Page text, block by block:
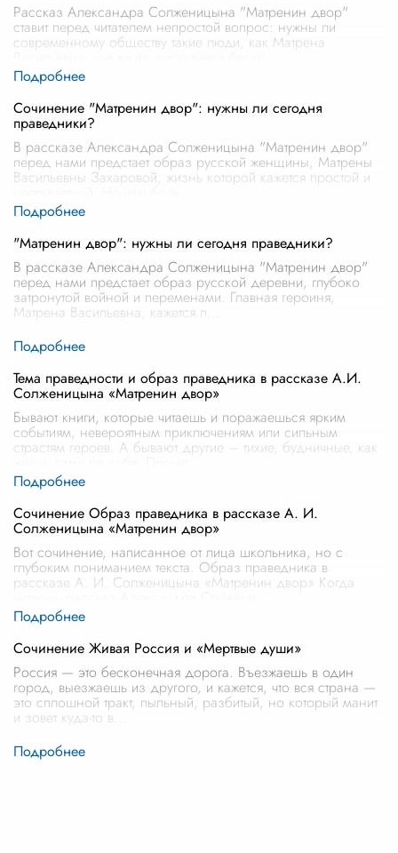
Рассказ Александра Солженицына "Матренин двор"
ставит перед читателем непростой вопрос: нужны ли
современному обществу такие люди, как Матрена
Сочинение "Матренин двор": нужны ли сегодня
праведники?
В рассказе Александра Солженицына "Матренин двор"
перед нами предстает образ русской женщины, Матрены
Васильевны Захаровой, жизнь которой кажется простой и
"Матренин двор": нужны ли сегодня праведники?
В рассказе Александра Солженицына "Матренин двор"
перед нами предстает образ русской деревни, глубоко
затронутой войной и переменами. Главная героиня,
Матрена Васильевна, кажется п
Тема праведности и образ праведника в рассказе А.И.
Солженицына «Матренин двор»
Бывают книги, которые читаешь и поражаешься ярким
событиям, невероятным приключениям или сильным
страстям героев. А бывают другие – тихие, будничные, как
Сочинение Образ праведника в рассказе А. И.
Солженицына «Матренин двор»
Вот сочинение, написанное от лица школьника, но с
глубоким пониманием текста. Образ праведника в
рассказе А. И. Солженицына «Матренин двор» Когда
Сочинение Живая Россия и «Мертвые души»
Россия — это бесконечная дорога. Въезжаешь в один
город, выезжаешь из другого, и кажется, что вся страна —
это сплошной тракт, пыльный, разбитый, но который манит
и зовет куда-то в